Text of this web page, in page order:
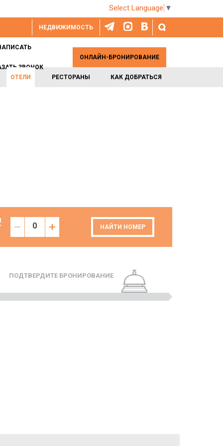
Select Language ▼
НЕДВИЖИМОСТЬ
ОТЕЛИ РЕСТОРАНЫ КАК ДОБРАТЬСЯ
ЗВОНОК
ОНЛАЙН-БРОНИРОВАНИЕ
НАЙТИ НОМЕР
ПОДТВЕРДИТЕ БРОНИРОВАНИЕ